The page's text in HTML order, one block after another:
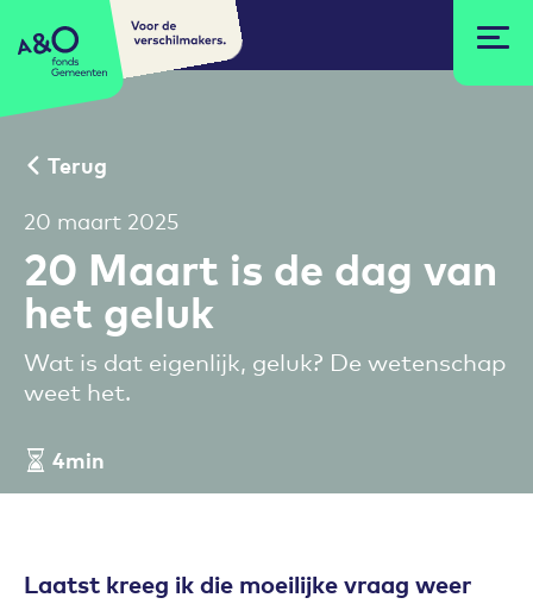
A&O fonds Gemeenten
Voor de
verschilmakers.
Terug
20 maart 2025
20 Maart is de dag van
het geluk
Wat is dat eigenlijk, geluk? De wetenschap
weet het.
Leestijd artikel
4min
Laatst kreeg ik die moeilijke vraag weer